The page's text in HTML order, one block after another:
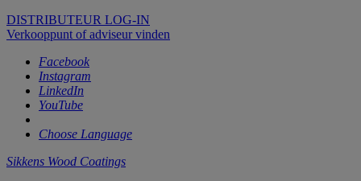
DISTRIBUTEUR LOG-IN
Verkooppunt of adviseur vinden
Facebook
Instagram
LinkedIn
YouTube
Choose Language
Sikkens Wood Coatings